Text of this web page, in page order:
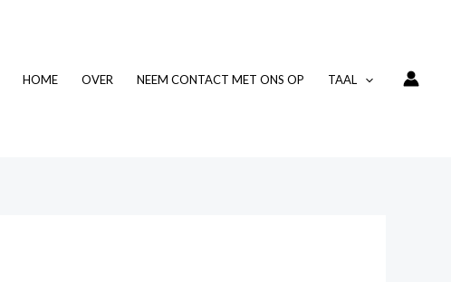
HOME OVER NEEM CONTACT MET ONS OP TAAL